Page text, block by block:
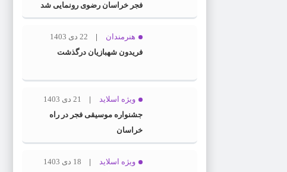
فجر خراسان رضوی رونمایی شد
هنرمندان
22 دی 1403
فریدون شهبازیان درگذشت
ویژه اسلاید
21 دی 1403
جشنواره موسیقی فجر در راه
خراسان
ویژه اسلاید
18 دی 1403